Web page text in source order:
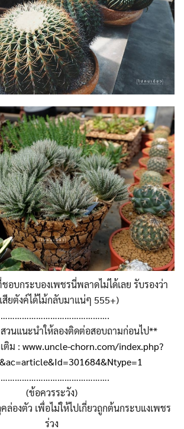
อบกระบองเพชรนี่พลาดไม่ได้เลย รับรองว่า
สียตังค์ได้ไม้กลับมาแน่ๆ 555+)
วนแนะนำให้ลองติดต่อสอบถามก่อนไป**
ติม : www.uncle-chorn.com/index.php?
(ข้อควรระวัง)
ล่องตัว เพื่อไม่ให้ไปเกี่ยวถูกต้นกระบแงเพชร
ร่วง